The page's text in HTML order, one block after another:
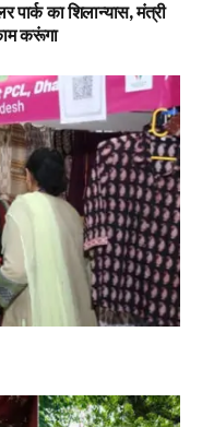
का शिलान्यास, मंत्री
करूंगा